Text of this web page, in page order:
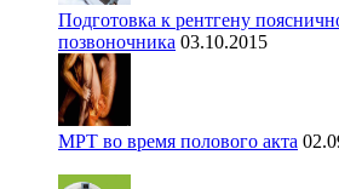
Подготовка к рентгену
позвоночника 03.10.2015
МРТ во время полового акта